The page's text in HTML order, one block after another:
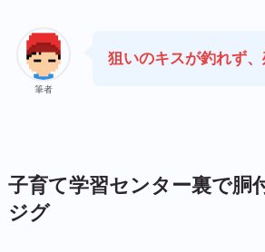
筆者
狙いのキスが釣れず、
子育て学習センター裏で胴
ジグ